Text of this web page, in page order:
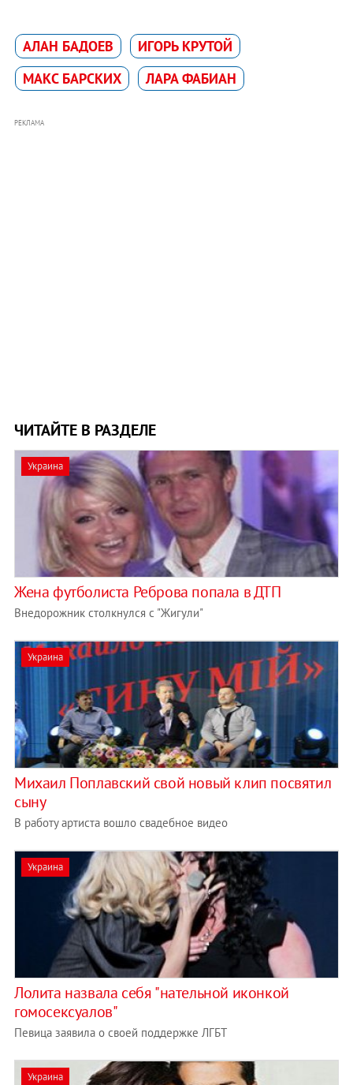
АЛАН БАДОЕВ
ИГОРЬ КРУТОЙ
МАКС БАРСКИХ
ЛАРА ФАБИАН
РЕКЛАМА
ЧИТАЙТЕ В РАЗДЕЛЕ
Украина
Жена футболиста Реброва попала в ДТП
Внедорожник столкнулся с "Жигули"
Украина
Михаил Поплавский свой новый клип посвятил
сыну
В работу артиста вошло свадебное видео
Украина
Лолита назвала себя "нательной иконкой
гомосексуалов"
Певица заявила о своей поддержке ЛГБТ
Украина